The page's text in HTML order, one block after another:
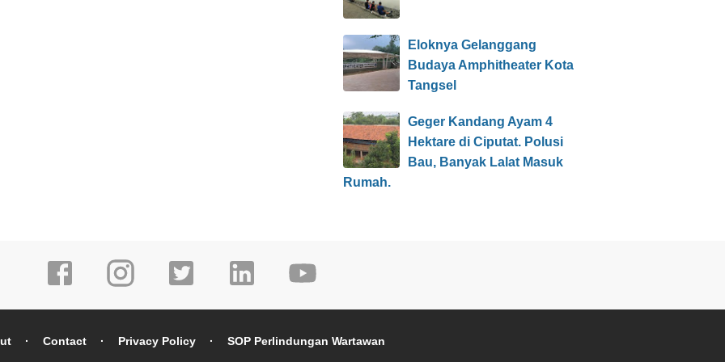
Eloknya Gelanggang
Budaya Amphitheater Kota
Tangsel
Geger Kandang Ayam 4
Hektare di Ciputat. Polusi
Bau, Banyak Lalat Masuk
Rumah.
Contact Privacy Policy SOP Perlindungan Wartawan